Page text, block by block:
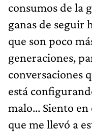
consumos de la
ganas de seguir
que son poco
generaciones,
conversaciones
está
malo... Siento
que me llevó a